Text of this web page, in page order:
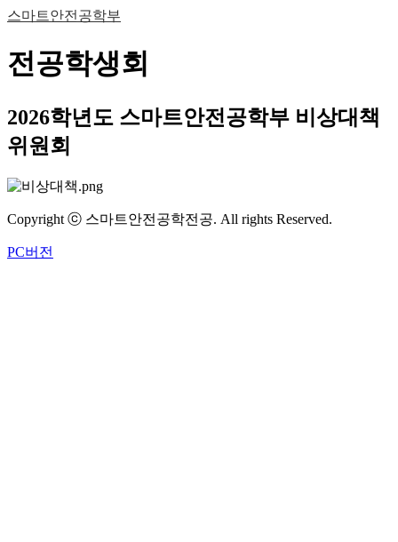
스마트안전공학부
전공학생회
2026학년도 스마트안전공학부 비상대책
위원회
Copyright ⓒ 스마트안전공학전공. All rights Reserved.
PC버전